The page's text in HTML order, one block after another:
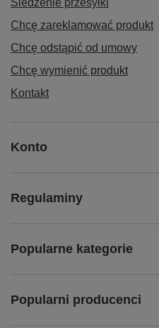
Śledzenie przesyłki
Chcę zareklamować produkt
Chcę odstąpić od umowy
Chcę wymienić produkt
Kontakt
Konto
Regulaminy
Popularne kategorie
Popularni producenci